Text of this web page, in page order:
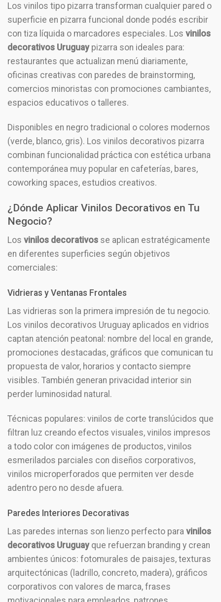
Los vinilos tipo pizarra transforman cualquier pared o
superficie en pizarra funcional donde podés escribir
con tiza líquida o marcadores especiales. Los vinilos
decorativos Uruguaypizarra son ideales para:
restaurantes que actualizan menú diariamente,
oficinas creativas con paredes de brainstorming,
comercios minoristas con promociones cambiantes,
espacios educativos o talleres.
Disponibles en negro tradicional o colores modernos
(verde, blanco, gris). Los vinilos decorativos pizarra
combinan funcionalidad práctica con estética urbana
contemporánea muy popular en cafeterías, bares,
coworking spaces, estudios creativos.
¿Dónde Aplicar Vinilos Decorativos en Tu
Negocio?
Los vinilos decorativos se aplican estratégicamente
en diferentes superficies según objetivos
comerciales:
Vidrieras y Ventanas Frontales
Las vidrieras son la primera impresión de tu negocio.
Los vinilos decorativos Uruguay aplicados en vidrios
captan atención peatonal: nombre del local en grande,
promociones destacadas, gráficos que comunican tu
propuesta de valor, horarios y contacto siempre
visibles. También generan privacidad interior sin
perder luminosidad natural.
Técnicas populares: vinilos de corte translúcidos que
filtran luz creando efectos visuales, vinilos impresos
a todo color con imágenes de productos, vinilos
esmerilados parciales con diseños corporativos,
vinilos microperforados que permiten ver desde
adentro pero no desde afuera.
Paredes Interiores Decorativas
Las paredes internas son lienzo perfecto para vinilos
decorativos Uruguayque refuerzan branding y crean
ambientes únicos: fotomurales de paisajes, texturas
arquitectónicas (ladrillo, concreto, madera), gráficos
corporativos con valores de marca, frases